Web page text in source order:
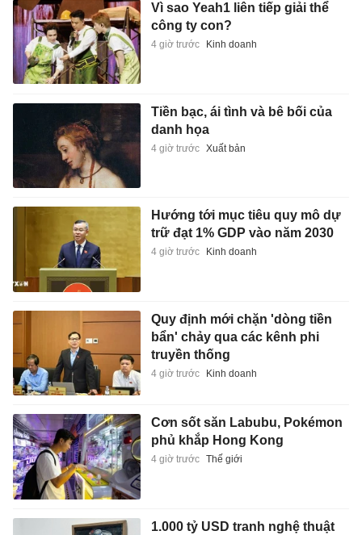
Vì sao Yeah1 liên tiếp giải thể
công ty con?
4 giờ trước Kinh doanh
Tiền bạc, ái tình và bê bối của
danh họa
4 giờ trước Xuất bản
Hướng tới mục tiêu quy mô dự
trữ đạt 1% GDP vào năm 2030
4 giờ trước Kinh doanh
Quy định mới chặn 'dòng tiền
bẩn' chảy qua các kênh phi
truyền thống
4 giờ trước Kinh doanh
Cơn sốt săn Labubu, Pokémon
phủ khắp Hong Kong
4 giờ trước Thế giới
1.000 tỷ USD tranh nghệ thuật